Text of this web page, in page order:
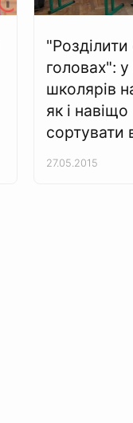
"Розділити
головах":
школярів
як і навіщо
сортувати
27.05.2015